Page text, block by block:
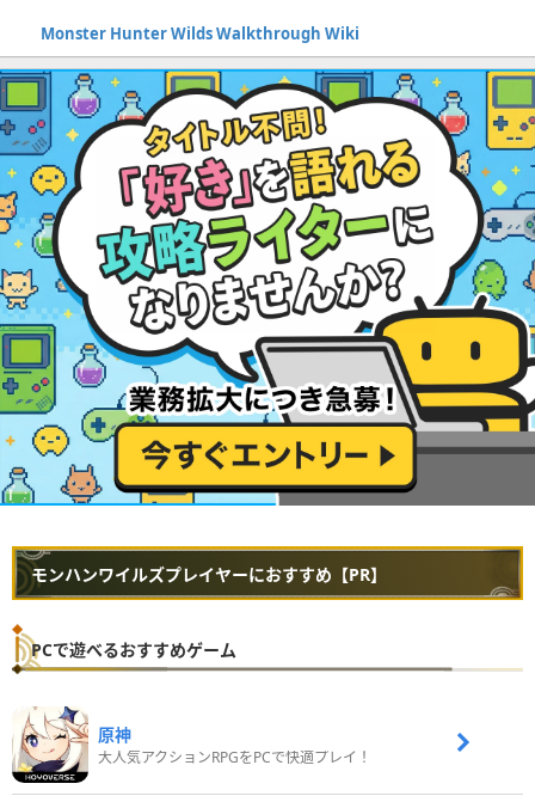
Monster Hunter Wilds Walkthrough Wiki
モンハンワイルズプレイヤーにおすすめ【PR】
PCで遊べるおすすめゲーム
原神
大人気アクションRPGをPCで快適プレイ！